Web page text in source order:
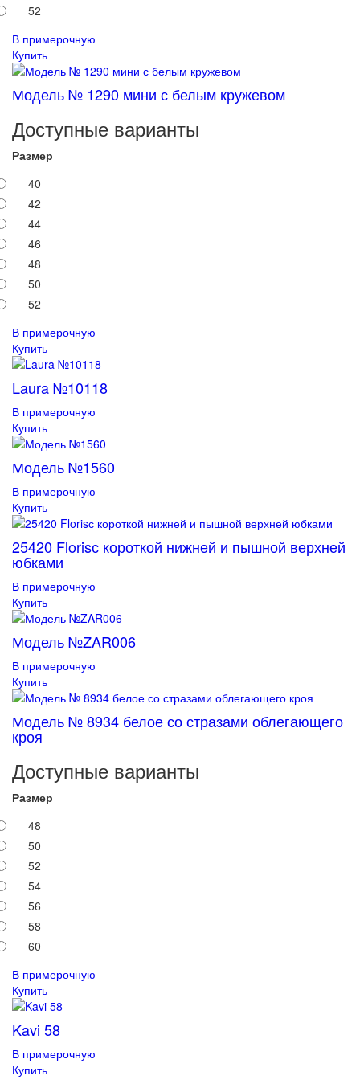
52
В примерочную
Купить
Модель № 1290 мини с белым кружевом
Доступные варианты
Размер
40
42
44
46
48
50
52
В примерочную
Купить
Laura №10118
В примерочную
Купить
Модель №1560
В примерочную
Купить
25420 Florisс короткой нижней и пышной верхней
юбками
В примерочную
Купить
Модель №ZAR006
В примерочную
Купить
Модель № 8934 белое со стразами облегающего
кроя
Доступные варианты
Размер
48
50
52
54
56
58
60
В примерочную
Купить
Kavi 58
В примерочную
Купить